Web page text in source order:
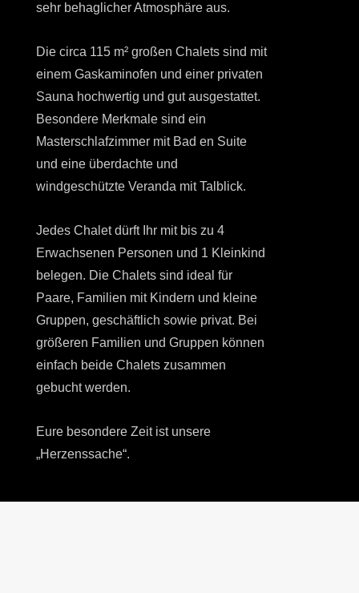
sehr behaglicher Atmosphäre aus.
Die circa 115 m² großen Chalets sind mit
einem Gaskaminofen und einer privaten
Sauna hochwertig und gut ausgestattet.
Besondere Merkmale sind ein
Masterschlafzimmer mit Bad en Suite
und eine überdachte und
windgeschützte Veranda mit Talblick.
Jedes Chalet dürft Ihr mit bis zu 4
Erwachsenen Personen und 1 Kleinkind
belegen. Die Chalets sind ideal für
Paare, Familien mit Kindern und kleine
Gruppen, geschäftlich sowie privat. Bei
größeren Familien und Gruppen können
einfach beide Chalets zusammen
gebucht werden.
Eure besondere Zeit ist unsere
„Herzenssache“.